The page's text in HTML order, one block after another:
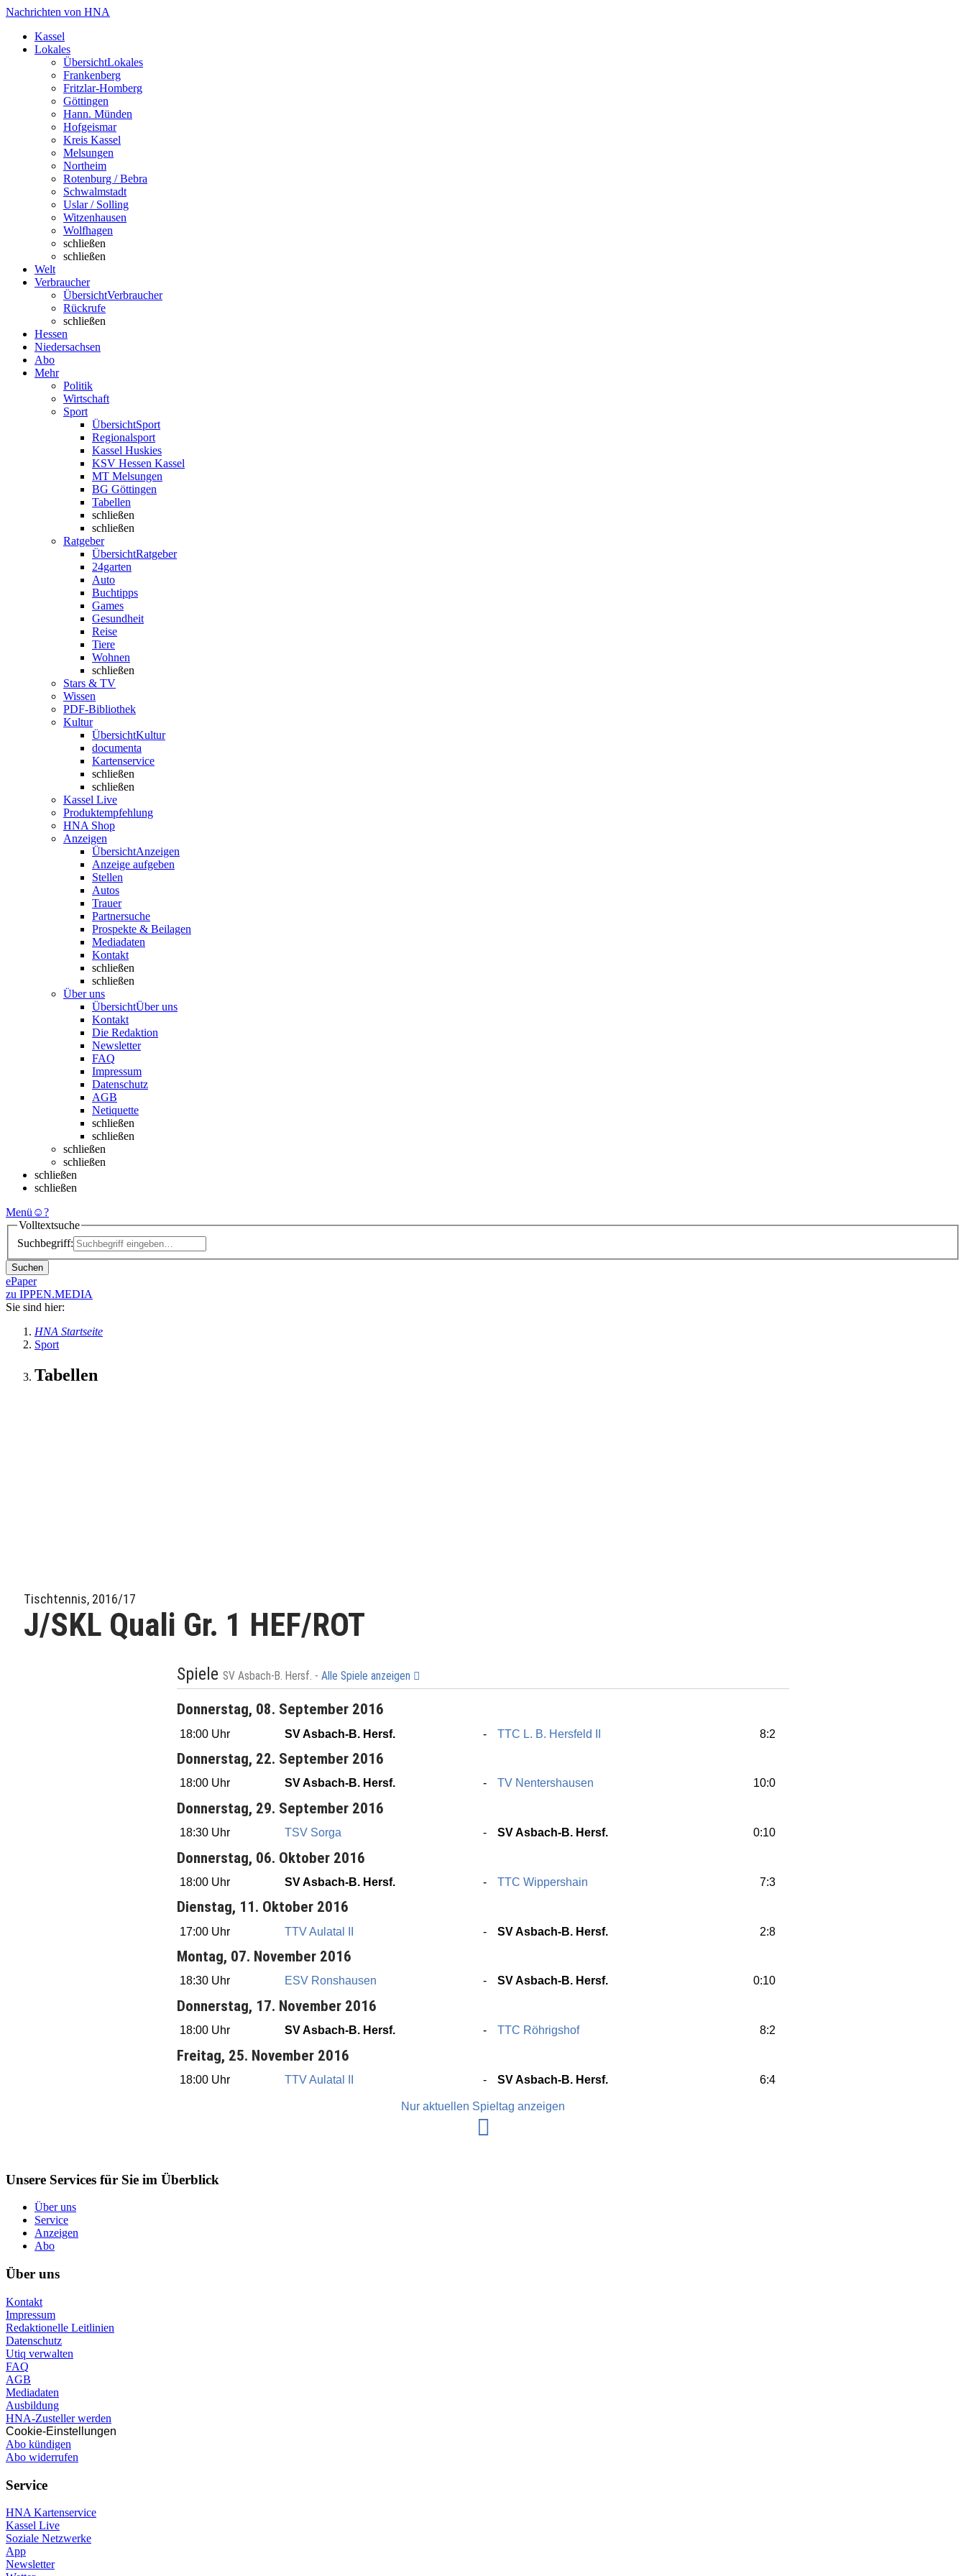
Nachrichten von HNA
Kassel
Lokales
ÜbersichtLokales
Frankenberg
Fritzlar-Homberg
Göttingen
Hann. Münden
Hofgeismar
Kreis Kassel
Melsungen
Northeim
Rotenburg / Bebra
Schwalmstadt
Uslar / Solling
Witzenhausen
Wolfhagen
schließen
schließen
Welt
Verbraucher
ÜbersichtVerbraucher
Rückrufe
schließen
Hessen
Niedersachsen
Abo
Mehr
Politik
Wirtschaft
Sport
ÜbersichtSport
Regionalsport
Kassel Huskies
KSV Hessen Kassel
MT Melsungen
BG Göttingen
Tabellen
schließen
schließen
Ratgeber
ÜbersichtRatgeber
24garten
Auto
Buchtipps
Games
Gesundheit
Reise
Tiere
Wohnen
schließen
Stars & TV
Wissen
PDF-Bibliothek
Kultur
ÜbersichtKultur
documenta
Kartenservice
schließen
schließen
Kassel Live
Produktempfehlung
HNA Shop
Anzeigen
ÜbersichtAnzeigen
Anzeige aufgeben
Stellen
Autos
Trauer
Partnersuche
Prospekte & Beilagen
Mediadaten
Kontakt
schließen
schließen
Über uns
ÜbersichtÜber uns
Kontakt
Die Redaktion
Newsletter
FAQ
Impressum
Datenschutz
AGB
Netiquette
schließen
schließen
schließen
schließen
schließen
schließen
Menü ☺?
Volltextsuche
Suchbegriff:
Suchen
ePaper
zu IPPEN.MEDIA
Sie sind hier:
HNA Startseite
Sport
Tabellen
Tischtennis, 2016/17
J/SKL Quali Gr. 1 HEF/ROT
Spiele SV Asbach-B. Hersf. - Alle Spiele anzeigen
Donnerstag, 08. September 2016
18:00 Uhr SV Asbach-B. Hersf. TTC L. B. Hersfeld II 8:2
Donnerstag, 22. September 2016
18:00 Uhr SV Asbach-B. Hersf. TV Nentershausen 10:0
Donnerstag, 29. September 2016
18:30 Uhr TSV Sorga SV Asbach-B. Hersf. 0:10
Donnerstag, 06. Oktober 2016
18:00 Uhr SV Asbach-B. Hersf. TTC Wippershain 7:3
Dienstag, 11. Oktober 2016
17:00 Uhr TTV Aulatal II SV Asbach-B. Hersf. 2:8
Montag, 07. November 2016
18:30 Uhr ESV Ronshausen SV Asbach-B. Hersf. 0:10
Donnerstag, 17. November 2016
18:00 Uhr SV Asbach-B. Hersf. TTC Röhrigshof 8:2
Freitag, 25. November 2016
18:00 Uhr TTV Aulatal II SV Asbach-B. Hersf. 6:4
Nur aktuellen Spieltag anzeigen
Unsere Services für Sie im Überblick
Über uns
Service
Anzeigen
Abo
Über uns
Kontakt
Impressum
Redaktionelle Leitlinien
Datenschutz
Utiq verwalten
FAQ
AGB
Mediadaten
Ausbildung
HNA-Zusteller werden
Cookie-Einstellungen
Abo kündigen
Abo widerrufen
Service
HNA Kartenservice
Kassel Live
Soziale Netzwerke
App
Newsletter